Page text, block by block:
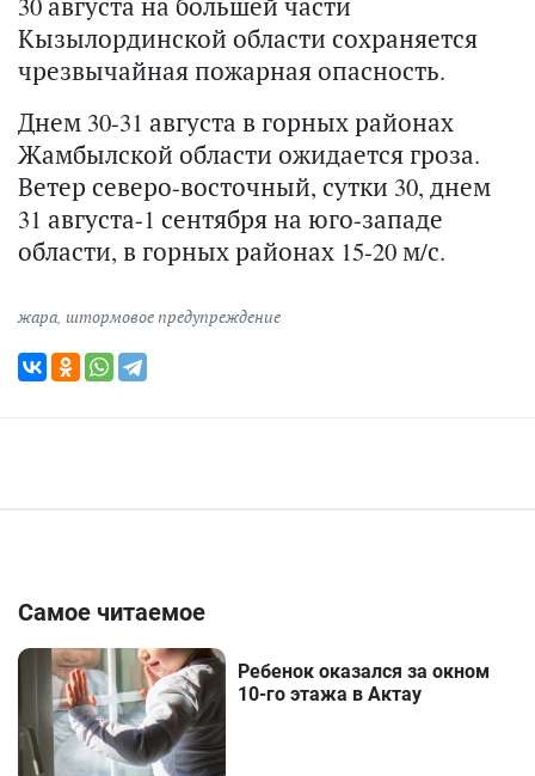
Кызылординской области сохраняется
чрезвычайная пожарная опасность.
Днем 30-31 августа в горных районах
Жамбылской области ожидается гроза.
Ветер северо-восточный, сутки 30, днем
31 августа-1 сентября на юго-западе
области, в горных районах 15-20 м/с.
жара штормовое предупреждение
Самое читаемое
Ребенок оказался за окном
10-го этажа в Актау